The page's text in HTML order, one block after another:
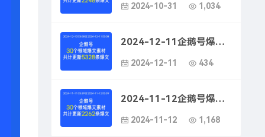
2024-10-31 1,034
2024-12-11企鹅号爆款文案素材-企鹅号爆款文案提升方法
2024-12-11 434
2024-11-12企鹅号爆款文案素材-企鹅号看点快报成功案例
2024-11-12 1,168